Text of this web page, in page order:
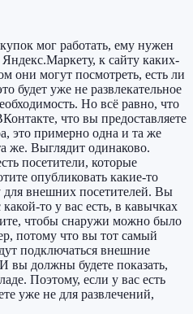
мог работать, ему нужен
к сайту каких-
они могут посмотреть, есть ли
будет уже не развлекательное
Но всё равно, что
что вы предоставляете
это примерно одна и та же
же. Выглядит одинаково.
посетители, которые
опубликовать какие-то
для внешних посетителей. Вы
то у вас есть, в кавычках
чтобы снаружи можно было
потому что вы тот самый
подключаться внешние
вы должны будете показать,
Поэтому, если у вас есть
уже не для развлечений,